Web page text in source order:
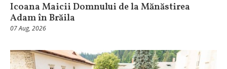
Icoana Maicii Domnului de la Mănăstirea
Adam în Brăila
07 Aug, 2026